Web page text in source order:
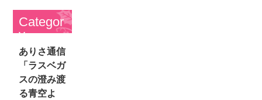
Categor
y
ありさ通信
「ラスベガ
スの澄み渡
る青空よ